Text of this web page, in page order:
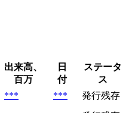
出来高、
百万
日
付
ステータ
ス
*** ***
発行残存